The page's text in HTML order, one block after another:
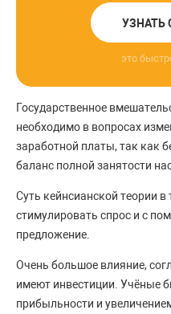
УЗНАТЬ
это
Государственное
необходимо в вопросах
заработной платы, так как
баланс полной занятости
Суть кейнсианской теории
стимулировать спрос и с
предложение.
Очень большое влияние,
имеют инвестиции. Учёные
прибыльности и